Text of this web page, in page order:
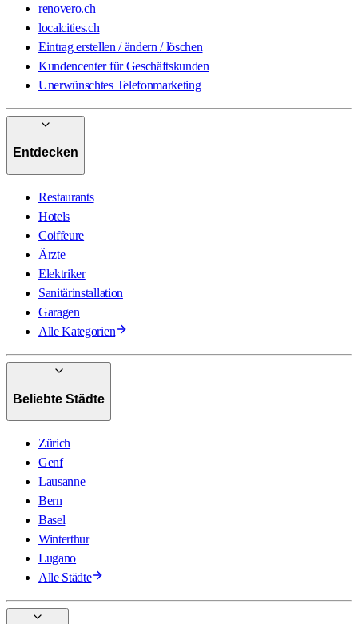
renovero.ch
localcities.ch
Eintrag erstellen / ändern / löschen
Kundencenter für Geschäftskunden
Unerwünschtes Telefonmarketing
Entdecken
Restaurants
Hotels
Coiffeure
Ärzte
Elektriker
Sanitärinstallation
Garagen
Alle Kategorien
Beliebte Städte
Zürich
Genf
Lausanne
Bern
Basel
Winterthur
Lugano
Alle Städte